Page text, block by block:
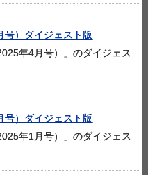
号）ダイジェスト版
年4月号）」のダイジェス
号）ダイジェスト版
年1月号）」のダイジェス